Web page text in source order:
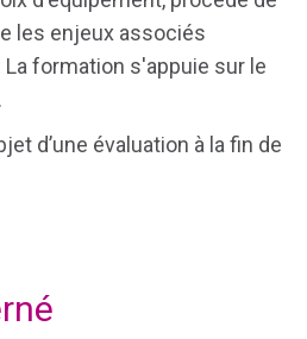
les enjeux associés
formation s'appuie sur le
d’une évaluation à la fin de